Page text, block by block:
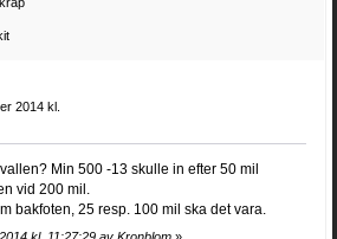
2014 kl.
Min 500 -13 skulle in efter 50 mil
vid 200 mil.
bakfoten, 25 resp. 100 mil ska det vara.